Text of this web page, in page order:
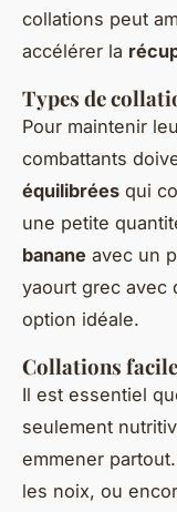
collations peut
accélérer la
Types de
Pour maintenir
combattants
équilibrées qui
une petite
banane avec un
yaourt grec avec
option idéale.
Collations
Il est essentiel
seulement
emmener
les noix, ou